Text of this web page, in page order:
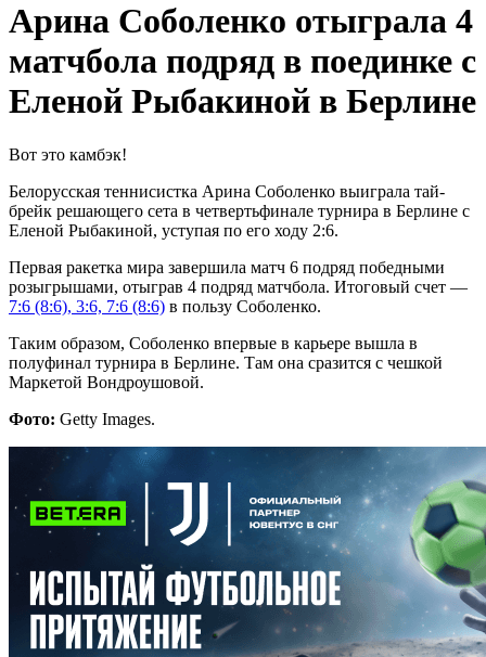
Арина Соболенко отыграла 4
матчбола подряд в поединке с
Еленой Рыбакиной в Берлине
Вот это камбэк!
Белорусская теннисистка Арина Соболенко выиграла тай-
брейк решающего сета в четвертьфинале турнира в Берлине с
Еленой Рыбакиной, уступая по его ходу 2:6.
Первая ракетка мира завершила матч 6 подряд победными
розыгрышами, отыграв 4 подряд матчбола. Итоговый счет —
7:6 (8:6), 3:6, 7:6 (8:6) в пользу Соболенко.
Таким образом, Соболенко впервые в карьере вышла в
полуфинал турнира в Берлине. Там она сразится с чешкой
Маркетой Вондроушовой.
Фото: Getty Images.